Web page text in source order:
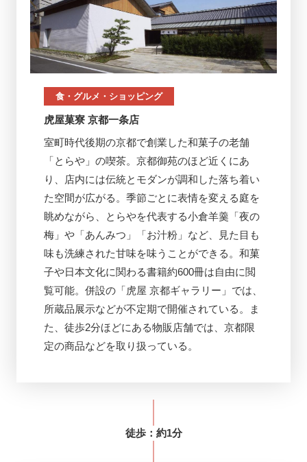
食・グルメ・ショッピング
虎屋菓寮 京都一条店
室町時代後期の京都で創業した和菓子の老舗
「とらや」の喫茶。京都御苑のほど近くにあ
り、店内には伝統とモダンが調和した落ち着い
た空間が広がる。季節ごとに表情を変える庭を
眺めながら、とらやを代表する小倉羊羹「夜の
梅」や「あんみつ」「お汁粉」など、見た目も
味も洗練された甘味を味うことができる。和菓
子や日本文化に関わる書籍約600冊は自由に閲
覧可能。併設の「虎屋 京都ギャラリー」では、
所蔵品展示などが不定期で開催されている。ま
た、徒歩2分ほどにある物販店舗では、京都限
定の商品などを取り扱っている。
徒歩：約1分